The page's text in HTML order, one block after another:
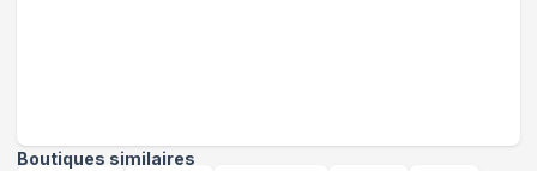
Boutiques similaires